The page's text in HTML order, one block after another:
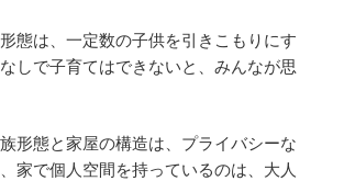
態は、一定数の子供を引きこもりにす
しで子育てはできないと、みんなが思
形態と家屋の構造は、プライバシーな
家で個人空間を持っているのは、大人